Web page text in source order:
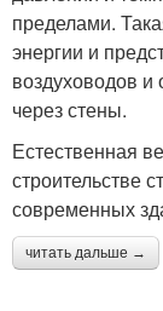
пределами.
энергии и
воздуховодов
через стены.
Естественная
строительстве
современных
читать дальше →